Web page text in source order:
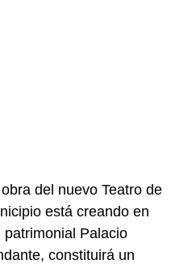
del nuevo Teatro de
está creando en
Palacio
constituirá un